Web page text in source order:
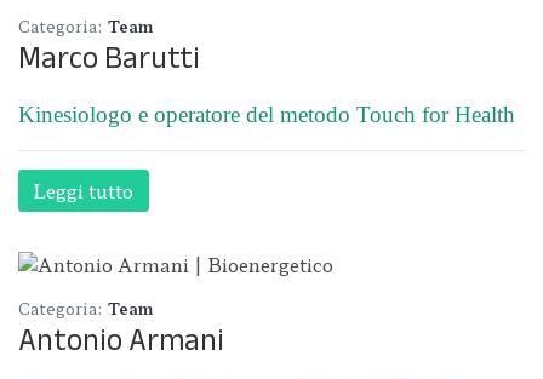
Categoria: Team
Marco Barutti
Kinesiologo e operatore del metodo Touch for Health
Leggi tutto
Categoria: Team
Antonio Armani